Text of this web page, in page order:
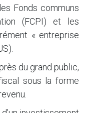
Fonds communs
(FCPI) et les
« entreprise
du grand public,
sous la forme